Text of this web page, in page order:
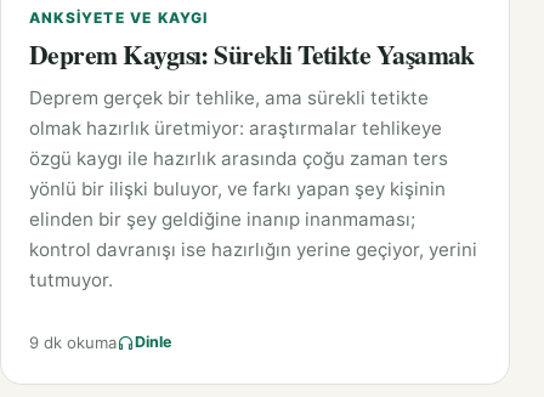
ANKSIYETE VE KAYGI
Deprem Kaygısı: Sürekli Tetikte Yaşamak
Deprem gerçek bir tehlike, ama sürekli tetikte
olmak hazırlık üretmiyor: araştırmalar tehlikeye
özgü kaygı ile hazırlık arasında çoğu zaman ters
yönlü bir ilişki buluyor, ve farkı yapan şey kişinin
elinden bir şey geldiğine inanıp inanmaması;
kontrol davranışı ise hazırlığın yerine geçiyor, yerini
tutmuyor.
9 dk okuma Dinle